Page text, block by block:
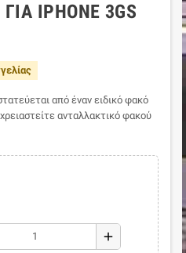
IPHONE 3GS
από έναν ειδικό φακό
ανταλλακτικό φακού
add